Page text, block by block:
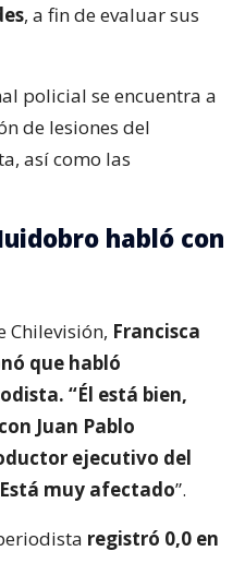
, a fin de evaluar sus
policial se encuentra a
de lesiones del
así como las
habló con
Chilevisión, Francisca
que habló
“Él está bien,
Juan Pablo
ejecutivo del
muy afectado”.
registró 0,0 en